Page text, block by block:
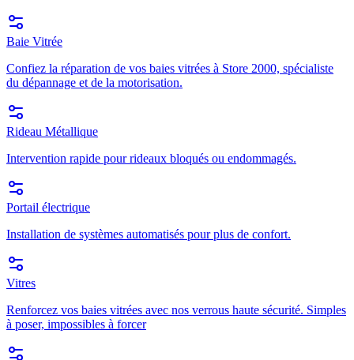
Baie Vitrée
Confiez la réparation de vos baies vitrées à Store 2000, spécialiste
du dépannage et de la motorisation.
Rideau Métallique
Intervention rapide pour rideaux bloqués ou endommagés.
Portail électrique
Installation de systèmes automatisés pour plus de confort.
Vitres
Renforcez vos baies vitrées avec nos verrous haute sécurité. Simples
à poser, impossibles à forcer